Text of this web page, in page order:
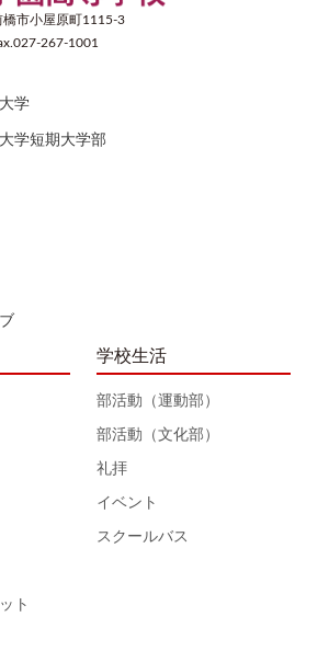
市小屋原町1115-3
267-1001
学
学短期大学部
ト
学校生活
部活動（運動部）
部活動（文化部）
礼拝
イベント
スクールバス